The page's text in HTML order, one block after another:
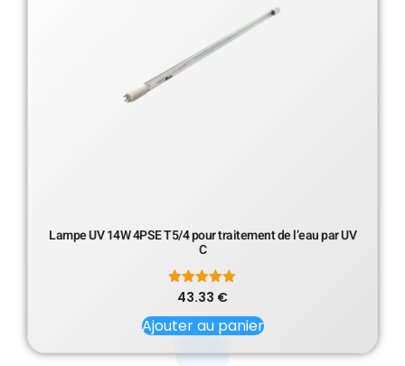
Lampe UV 14W 4PSE T5/4 pour traitement de l’eau par UV
C
Note
sur 5
43.33 €
Ajouter au panier